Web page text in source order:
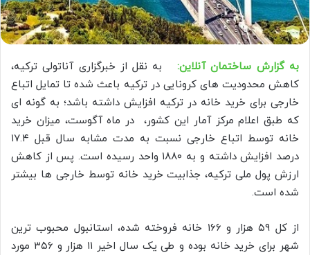
به گزارش ساختمان آنلاین:
به نقل از خبرگزاری آناتولی ترکیه،
کاهش محدودیت های کرونایی در ترکیه باعث شده تا تمایل اتباع
خارجی برای خرید خانه در ترکیه افزایش داشته باشد؛ به گونه ای
که طبق اعلام مرکز آمار این کشور، در ماه آگوست، میزان خرید
خانه توسط اتباع خارجی نسبت به مدت مشابه سال قبل ۱۷.۴
درصد افزایش داشته و به ۱۸۸۰ واحد رسیده است. پس از کاهش
ارزش پول ملی ترکیه، جذابیت خرید خانه توسط خارجی ها بیشتر
شده است.
از کل ۵۹ هزار و ۱۶۶ خانه فروخته شده، استانبول محبوب ترین
شهر برای خرید خانه بوده و طی یک سال اخیر ۱۱ هزار و ۳۵۶ مورد